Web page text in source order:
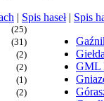
| Spis haseł| Spis
(25)
(31)
(2)
(2)
(1)
(2)
GML